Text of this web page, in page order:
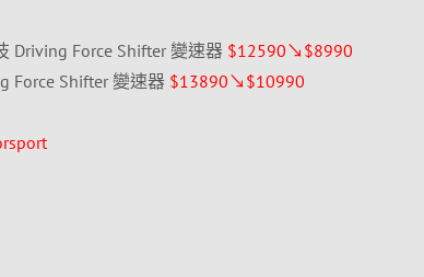
Driving Force Shifter 變速器 $12590↘$8990
Force Shifter 變速器 $13890↘$10990